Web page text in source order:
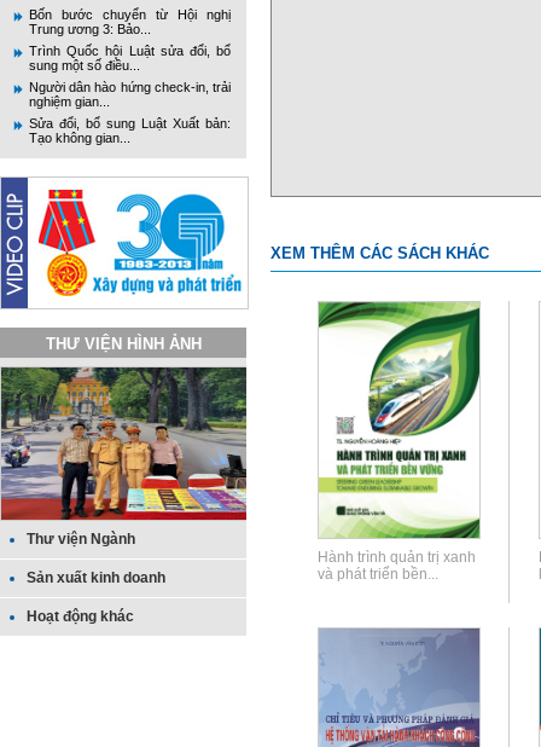
Bốn bước chuyển từ Hội nghị
Trung ương 3: Bảo...
Trình Quốc hội Luật sửa đổi, bổ
sung một số điều...
Người dân hào hứng check-in, trải
nghiệm gian...
Sửa đổi, bổ sung Luật Xuất bản:
Tạo không gian...
THƯ VIỆN HÌNH ẢNH
Thư viện Ngành
Sản xuất kinh doanh
Hoạt động khác
XEM THÊM CÁC SÁCH KHÁC
Hành trình quản trị xanh
và phát triển bền...